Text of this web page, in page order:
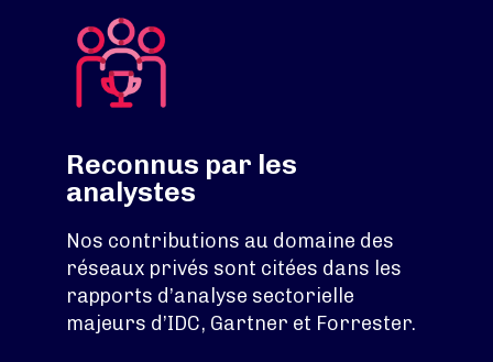
Reconnus par les
analystes
Nos contributions au domaine des
réseaux privés sont citées dans les
rapports d’analyse sectorielle
majeurs d’IDC, Gartner et Forrester.